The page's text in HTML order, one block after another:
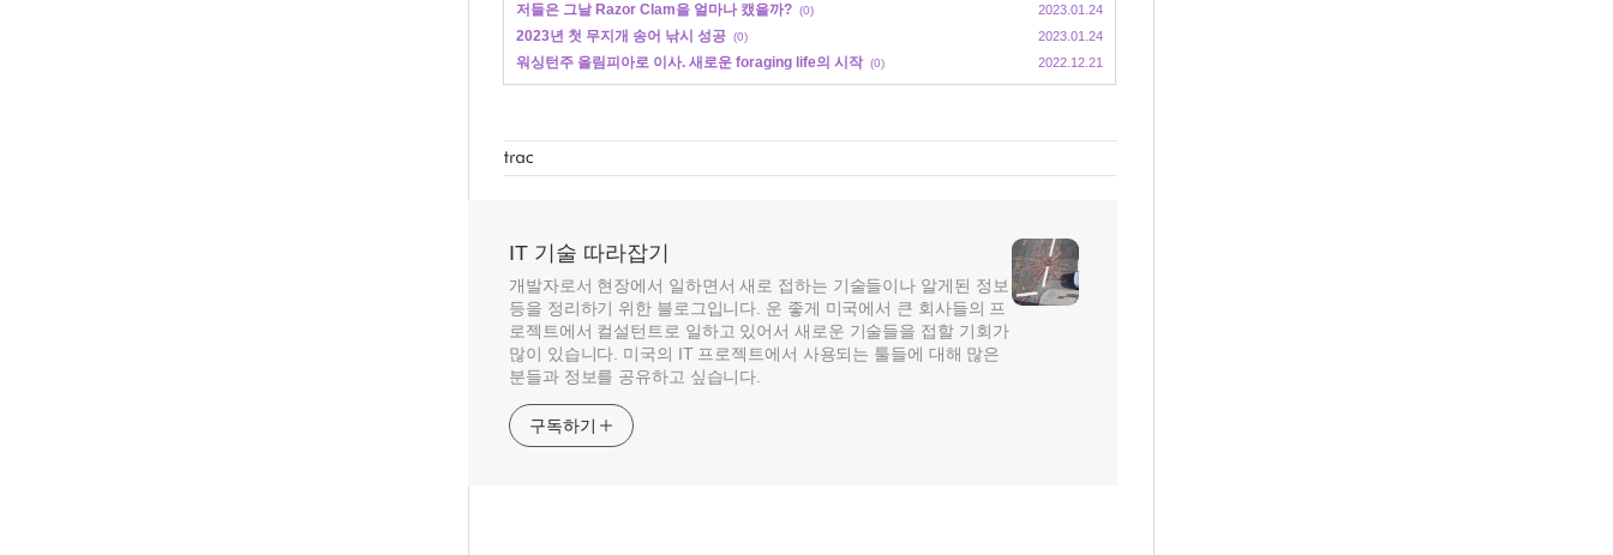
저들은 그날 Razor Clam을 얼마나 캤을까? (0) 2023.01.24
2023년 첫 무지개 송어 낚시 성공 (0) 2023.01.24
워싱턴주 올림피아로 이사. 새로운 foraging life의 시작 (0) 2022.12.21
IT 기술 따라잡기
개발자로서 현장에서 일하면서 새로 접하는 기술들이나 알게된 정보
등을 정리하기 위한 블로그입니다. 운 좋게 미국에서 큰 회사들의 프
로젝트에서 컬설턴트로 일하고 있어서 새로운 기술들을 접할 기회가
많이 있습니다. 미국의 IT 프로젝트에서 사용되는 툴들에 대해 많은
분들과 정보를 공유하고 싶습니다.
구독하기